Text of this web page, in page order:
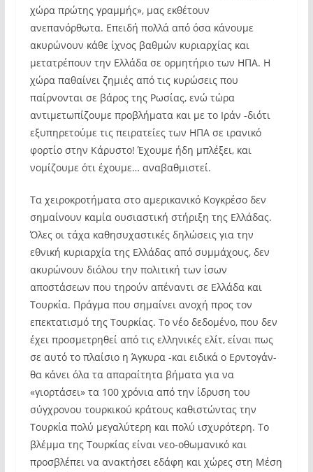
χώρα πρώτης γραμμής», μας εκθέτουν
ανεπανόρθωτα. Επειδή πολλά από όσα κάνουμε
ακυρώνουν κάθε ίχνος βαθμών κυριαρχίας και
μετατρέπουν την Ελλάδα σε ορμητήριο των ΗΠΑ. Η
χώρα παθαίνει ζημιές από τις κυρώσεις που
παίρνονται σε βάρος της Ρωσίας, ενώ τώρα
αντιμετωπίζουμε προβλήματα και με το Ιράν -διότι
εξυπηρετούμε τις πειρατείες των ΗΠΑ σε ιρανικό
φορτίο στην Κάρυστο! Έχουμε ήδη μπλέξει, και
νομίζουμε ότι έχουμε… αναβαθμιστεί.
Τα χειροκροτήματα στο αμερικανικό Κογκρέσο δεν
σημαίνουν καμία ουσιαστική στήριξη της Ελλάδας.
Όλες οι τάχα καθησυχαστικές δηλώσεις για την
εθνική κυριαρχία της Ελλάδας από συμμάχους, δεν
ακυρώνουν διόλου την πολιτική των ίσων
αποστάσεων που τηρούν απέναντι σε Ελλάδα και
Τουρκία. Πράγμα που σημαίνει ανοχή προς τον
επεκτατισμό της Τουρκίας. Το νέο δεδομένο, που δεν
έχει προσμετρηθεί από τις ελληνικές ελίτ, είναι πως
σε αυτό το πλαίσιο η Άγκυρα -και ειδικά ο Ερντογάν-
θα κάνει όλα τα απαραίτητα βήματα για να
«γιορτάσει» τα 100 χρόνια από την ίδρυση του
σύγχρονου τουρκικού κράτους καθιστώντας την
Τουρκία πολύ μεγαλύτερη και πολύ ισχυρότερη. Το
βλέμμα της Τουρκίας είναι νεο-οθωμανικό και
προσβλέπει να ανακτήσει εδάφη και χώρες στη Μέση